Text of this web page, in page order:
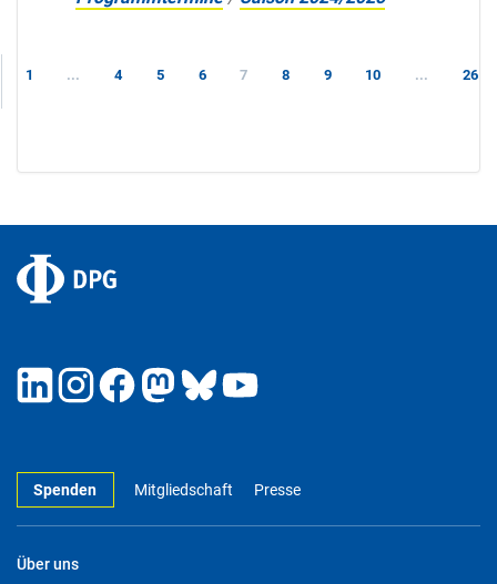
1 ... 4 5 6 7 8 9 10 ... 26
Spenden Mitgliedschaft Presse
Über uns